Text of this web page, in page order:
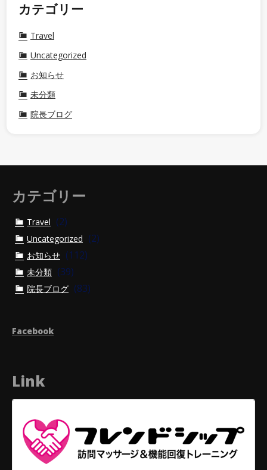
カテゴリー
Travel
Uncategorized
お知らせ
未分類
院長ブログ
カテゴリー
Travel (2)
Uncategorized (2)
お知らせ (112)
未分類 (39)
院長ブログ (83)
Facebook
Link